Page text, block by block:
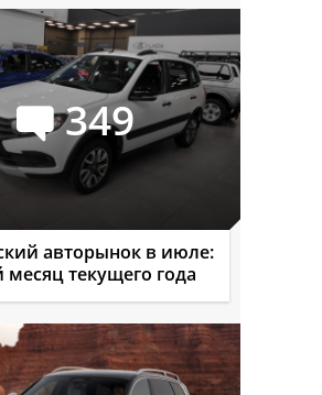
349
авторынок в июле:
текущего года